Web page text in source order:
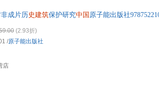
非成片历 史建筑保护研究中国 原子能出版社
(2.93折)
店
/原子能出版社